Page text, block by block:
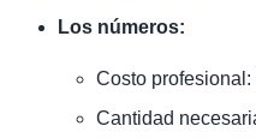
Los números:
Costo
Cantidad